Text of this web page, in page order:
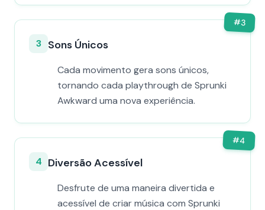
#3
3 Sons Únicos
Cada movimento gera sons únicos,
tornando cada playthrough de Sprunki
Awkward uma nova experiência.
#4
4 Diversão Acessível
Desfrute de uma maneira divertida e
acessível de criar música com Sprunki